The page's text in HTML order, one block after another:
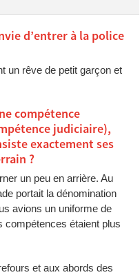
d’entrer à la police
un rêve de petit garçon et
compétence
judiciaire),
exactement ses
?
un peu en arrière. Au
portait la dénomination
avions un uniforme de
compétences étaient plus
et aux abords des